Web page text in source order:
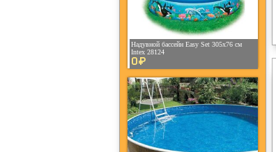
Надувной бассейн Easy Set 305x76 см
Intex 28124
0¤